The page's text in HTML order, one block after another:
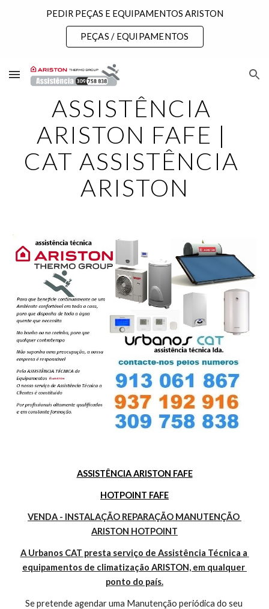
Skip to main content
PEDIR PEÇAS E EQUIPAMENTOS ARISTON
PEÇAS / EQUIPAMENTOS
ASSISTÊNCIA
ARISTON FAFE |
CAT ASSISTÊNCIA
ARISTON
ASSISTÊNCIA ARISTON FAFE
HOTPOINT FAFE
VENDA - INSTALAÇÃO REPARAÇÃO MANUTENÇÃO
ARISTON HOTPOINT
A Urbanos CAT presta serviço de Assistência Técnica a
equipamentos de climatização ARISTON, em qualquer
ponto do país.
Se pretende agendar uma Manutenção periódica do seu